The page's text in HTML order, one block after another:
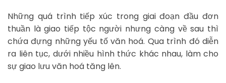
Những quá trình tiếp xúc trong giai đoạn đầu đơn
thuần là giao tiếp tộc người nhưng càng về sau thì
chứa đựng những yếu tố văn hoá. Qua trình đó diễn
ra liên tục, dưới nhiều hình thức khác nhau, làm cho
sự giao lưu văn hoá tăng lên.